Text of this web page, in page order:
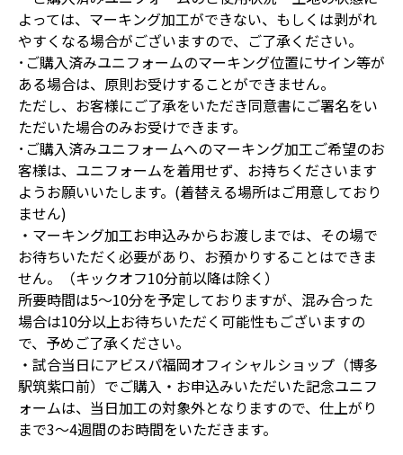
よっては、マーキング加工ができない、もしくは剥がれ
やすくなる場合がございますので、ご了承ください。
･ご購入済みユニフォームのマーキング位置にサイン等が
ある場合は、原則お受けすることができません。
ただし、お客様にご了承をいただき同意書にご署名をい
ただいた場合のみお受けできます。
･ご購入済みユニフォームへのマーキング加工ご希望のお
客様は、ユニフォームを着用せず、お持ちくださいます
ようお願いいたします。(着替える場所はご用意しており
ません)
・マーキング加工お申込みからお渡しまでは、その場で
お待ちいただく必要があり、お預かりすることはできま
せん。（キックオフ10分前以降は除く）
所要時間は5～10分を予定しておりますが、混み合った
場合は10分以上お待ちいただく可能性もございますの
で、予めご了承ください。
・試合当日にアビスパ福岡オフィシャルショップ（博多
駅筑紫口前）でご購入・お申込みいただいた記念ユニフ
ォームは、当日加工の対象外となりますので、仕上がり
まで3～4週間のお時間をいただきます。